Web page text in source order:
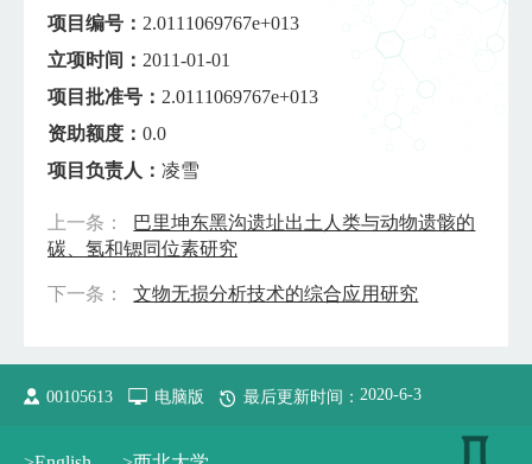
项目编号： 2.0111069767e+013
立项时间： 2011-01-01
项目批准号： 2.0111069767e+013
资助额度： 0.0
项目负责人： 凌雪
上一条：
巴里坤东黑沟遗址出土人类与动物遗骸的
碳、氢和锶同位素研究
下一条： 文物无损分析技术的综合应用研究
00105613 电脑版 最后更新时间： 2020-6-3